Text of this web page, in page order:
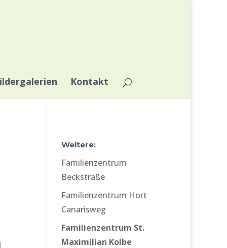
Kontakt
Weitere:
Familienzentrum
Beckstraße
Familienzentrum Hort
Canarisweg
Familienzentrum St.
Maximilian Kolbe